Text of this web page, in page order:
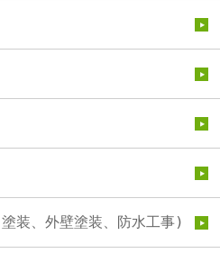
装、外壁塗装、防水工事)